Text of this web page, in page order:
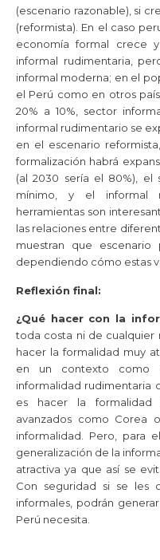
(escenario razonable), si
(reformista). En el caso
economía formal crece
informal rudimentaria,
informal moderna; en el
el Perú como en otros
20% a 10%, sector
informal rudimentario se
en el escenario
formalización habrá
(al 2030 sería el 80%), el
mínimo, y el informal
herramientas son
las relaciones entre
muestran que
dependiendo cómo estas
Reflexión final:
¿Qué hacer con la
toda costa ni de cualquier
hacer la formalidad muy
en un contexto como
informalidad rudimentaria
es hacer la formalidad
avanzados como Corea
informalidad. Pero, para
generalización de la
atractiva ya que así se
Con seguridad si se les
informales, podrán
Perú necesita.